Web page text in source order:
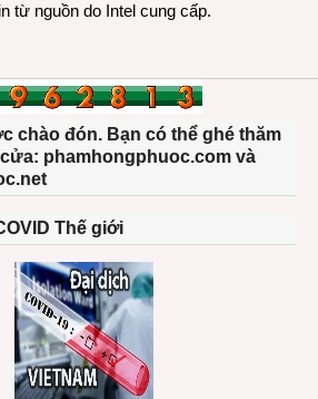
từ nguồn do Intel cung cấp.
chào đón. Bạn có thể ghé thăm
phamhongphuoc.com và
Thế giới